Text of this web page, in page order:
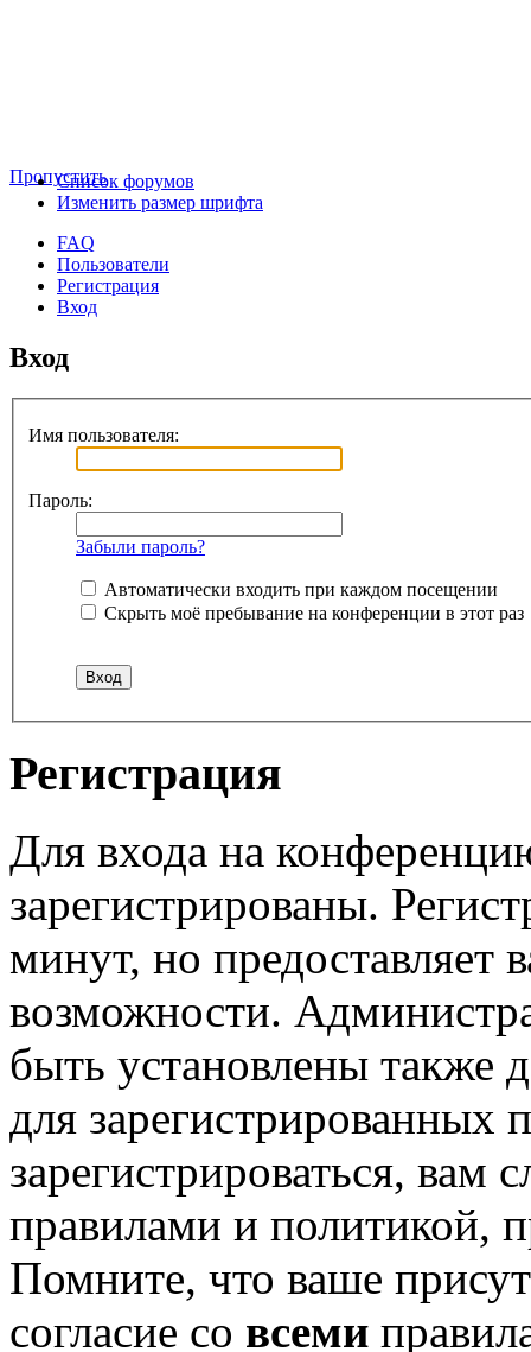
ПропуститьСписок форумов
Изменить размер шрифта
FAQ
Пользователи
Регистрация
Вход
Вход
Имя пользователя:
Пароль:
Забыли пароль?
Автоматически входить при каждом посещении
Скрыть моё пребывание на конференции в этот раз
Регистрация
Для входа на
зарегистрированы.
минут, но предоставляет
возможности.
быть установлены также
для зарегистрированных
зарегистрироваться, вам
правилами и политикой,
Помните, что ваше
согласие со всеми